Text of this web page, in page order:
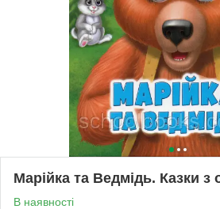
Марійка та Ведмідь. Казки з
В наявності